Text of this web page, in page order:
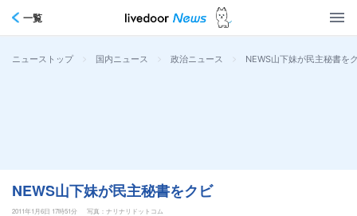
一覧
ニューストップ > 国内ニュース > 政治ニュース > NEWS山下妹が民主秘書を
NEWS山下妹が民主秘書をクビ
2011年1月6日 17時51分 写真：ナリナリドットコム